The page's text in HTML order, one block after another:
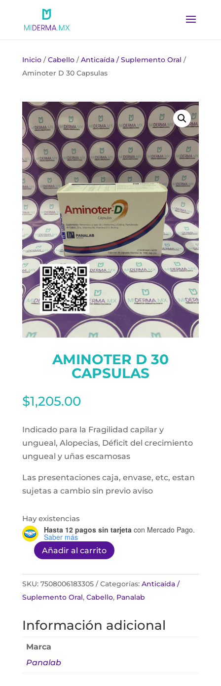
Inicio/Cabello/Anticaída / Suplemento Oral /
Aminoter D 30 Capsulas
AMINOTER D 30
CAPSULAS
$1,205.00
Indicado para la Fragilidad capilar y
ungueal, Alopecias, Déficit del crecimiento
ungueal y uñas escamosas
Las presentaciones caja, envase, etc, estan
sujetas a cambio sin previo aviso
Hay existencias
Hasta 12 pagos sin tarjeta con Mercado Pago.
Saber más
Aminoter
30
Capsulas
Añadir al carrito
SKU: 7508006183305 Categorías: Anticaída /
Suplemento Oral, Cabello, Panalab
Información adicional
Marca
Panalab